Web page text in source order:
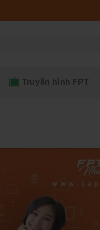
Truyền hình FPT
Add to
wishlist